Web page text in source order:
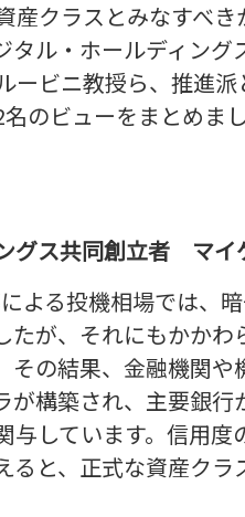
産クラスとみなすべ
ル・ホールディン
ービニ教授ら、推進
のビューをまとめまし
グス共同創立者 マイ
よる投機相場では、
が、それにもかかわ
その結果、金融機関
が構築され、主要銀
与しています。信用
と、正式な資産ク